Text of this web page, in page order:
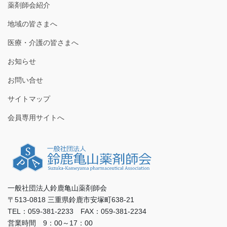
薬剤師会紹介
地域の皆さまへ
医療・介護の皆さまへ
お知らせ
お問い合せ
サイトマップ
会員専用サイトへ
一般社団法人鈴鹿亀山薬剤師会
〒513-0818 三重県鈴鹿市安塚町638-21
TEL：059-381-2233 FAX：059-381-2234
営業時間 9：00～17：00